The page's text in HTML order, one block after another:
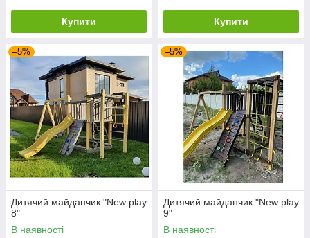
Купити Купити
–5%
Дитячий майданчик "New play
8"
В наявності
–5%
Дитячий майданчик "New play
9"
В наявності